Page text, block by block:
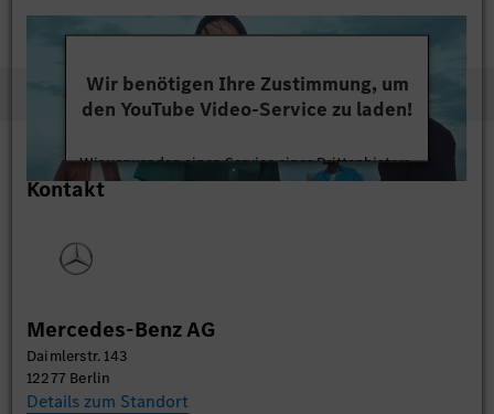
Wir benötigen Ihre Zustimmung, um
den YouTube Video-Service zu laden!
Wir verwenden einen Service eines Drittanbieters,
um Videoinhalte einzubetten. Dieser Service kann
Kontakt
Mercedes-Benz AG
Daimlerstr. 143
12277 Berlin
Details zum Standort